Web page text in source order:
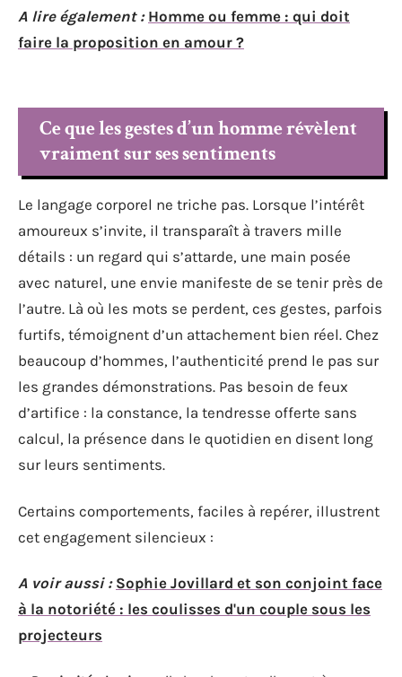
A lire également : Homme ou femme : qui doit
faire la proposition en amour ?
Ce que les gestes d’un homme révèlent
vraiment sur ses sentiments
Le langage corporel ne triche pas. Lorsque l’intérêt
amoureux s’invite, il transparaît à travers mille
détails : un regard qui s’attarde, une main posée
avec naturel, une envie manifeste de se tenir près de
l’autre. Là où les mots se perdent, ces gestes, parfois
furtifs, témoignent d’un attachement bien réel. Chez
beaucoup d’hommes, l’authenticité prend le pas sur
les grandes démonstrations. Pas besoin de feux
d’artifice : la constance, la tendresse offerte sans
calcul, la présence dans le quotidien en disent long
sur leurs sentiments.
Certains comportements, faciles à repérer, illustrent
cet engagement silencieux :
A voir aussi : Sophie Jovillard et son conjoint face
à la notoriété : les coulisses d'un couple sous les
projecteurs